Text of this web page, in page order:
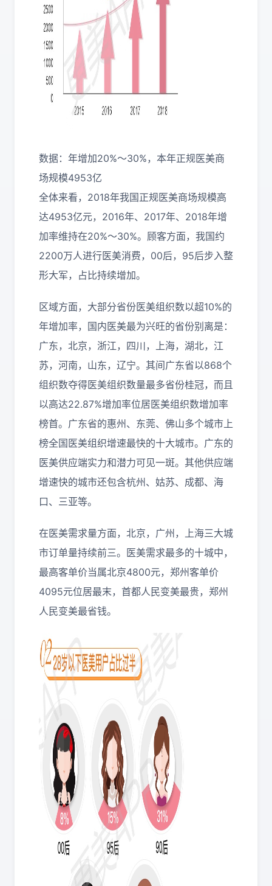
数据：年增加20%～30%，本年正规医美商
场规模4953亿
全体来看，2018年我国正规医美商场规模高
达4953亿元，2016年、2017年、2018年增
加率维持在20%～30%。顾客方面，我国约
2200万人进行医美消费，00后，95后步入整
形大军，占比持续增加。
区域方面，大部分省份医美组织数以超10%的
年增加率，国内医美最为兴旺的省份别离是：
广东，北京，浙江，四川，上海，湖北，江
苏，河南，山东，辽宁。其间广东省以868个
组织数夺得医美组织数量最多省份桂冠，而且
以高达22.87%增加率位居医美组织数增加率
榜首。广东省的惠州、东莞、佛山多个城市上
榜全国医美组织增速最快的十大城市。广东的
医美供应端实力和潜力可见一斑。其他供应端
增速快的城市还包含杭州、姑苏、成都、海
口、三亚等。
在医美需求量方面，北京，广州，上海三大城
市订单量持续前三。医美需求最多的十城中，
最高客单价当属北京4800元，郑州客单价
4095元位居最末，首都人民变美最贵，郑州
人民变美最省钱。